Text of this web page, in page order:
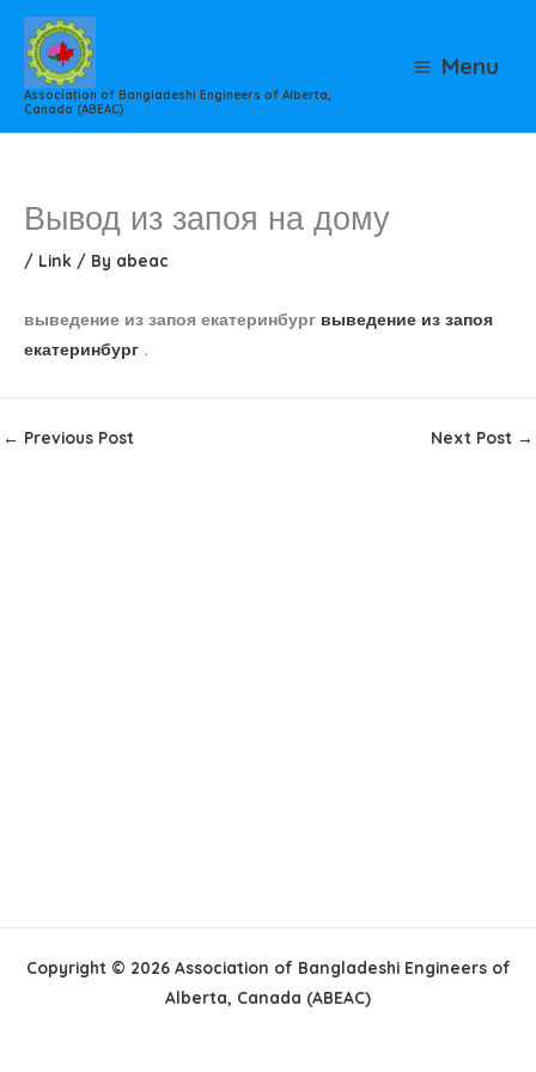
Skip
content
Association of Bangladeshi Engineers of Alberta,
Canada (ABEAC)
Menu
Вывод из запоя на дому
/ Link / By abeac
выведение из запоя екатеринбург выведение из запоя
екатеринбург .
← Previous Post Next Post →
Copyright © 2026 Association of Bangladeshi Engineers of
Alberta, Canada (ABEAC)